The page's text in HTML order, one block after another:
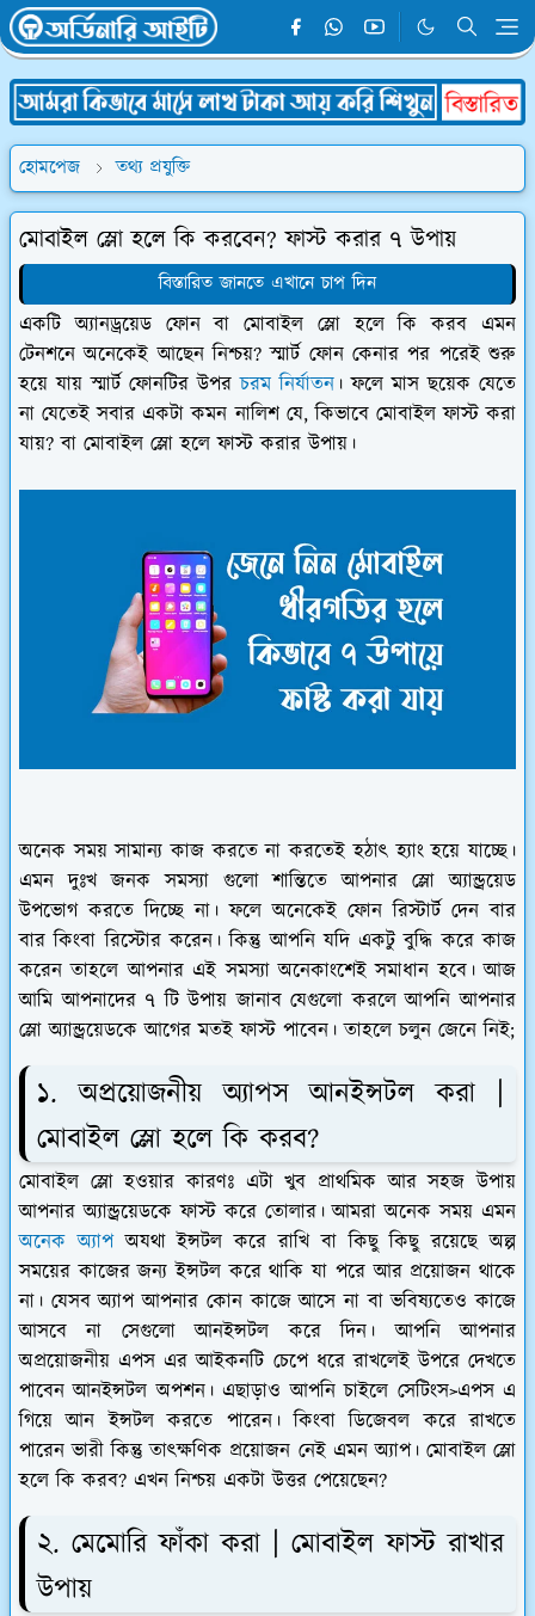
হোমপেজ তথ্য প্রযুক্তি
মোবাইল স্লো হলে কি করবেন? ফাস্ট করার ৭ উপায়
বিস্তারিত জানতে এখানে চাপ দিন
একটি অ্যানড্রয়েড ফোন বা মোবাইল স্লো হলে কি করব এমন
টেনশনে অনেকেই আছেন নিশ্চয়? স্মার্ট ফোন কেনার পর পরেই শুরু
হয়ে যায় স্মার্ট ফোনটির উপরচরম নির্যাতন । ফলে মাস ছয়েক যেতে
না যেতেই সবার একটা কমন নালিশ যে, কিভাবে মোবাইল ফাস্ট করা
যায়? বা মোবাইল স্লো হলে ফাস্ট করার উপায়।
অনেক সময় সামান্য কাজ করতে না করতেই হঠাৎ হ্যাং হয়ে যাচ্ছে।
এমন দুঃখ জনক সমস্যা গুলো শান্তিতে আপনার স্লো অ্যান্ড্রয়েড
উপভোগ করতে দিচ্ছে না। ফলে অনেকেই ফোন রিস্টার্ট দেন বার
বার কিংবা রিস্টোর করেন। কিন্তু আপনি যদি একটু বুদ্ধি করে কাজ
করেন তাহলে আপনার এই সমস্যা অনেকাংশেই সমাধান হবে। আজ
আমি আপনাদের ৭ টি উপায় জানাব যেগুলো করলে আপনি আপনার
স্লো অ্যান্ড্রয়েডকে আগের মতই ফাস্ট পাবেন। তাহলে চলুন জেনে নিই;
১. অপ্রয়োজনীয় অ্যাপস আনইন্সটল করা |
মোবাইল স্লো হলে কি করব?
মোবাইল স্লো হওয়ার কারণঃ এটা খুব প্রাথমিক আর সহজ উপায়
আপনার অ্যান্ড্রয়েডকে ফাস্ট করে তোলার। আমরা অনেক সময় এমন
অনেক অ্যাপঅযথা ইন্সটল করে রাখি বা কিছু কিছু রয়েছে অল্প
সময়ের কাজের জন্য ইন্সটল করে থাকি যা পরে আর প্রয়োজন থাকে
না। যেসব অ্যাপ আপনার কোন কাজে আসে না বা ভবিষ্যতেও কাজে
আসবে না সেগুলো আনইন্সটল করে দিন। আপনি আপনার
অপ্রয়োজনীয় এপস এর আইকনটি চেপে ধরে রাখলেই উপরে দেখতে
পাবেন আনইন্সটল অপশন। এছাড়াও আপনি চাইলে সেটিংস>এপস এ
গিয়ে আন ইন্সটল করতে পারেন। কিংবা ডিজেবল করে রাখতে
পারেন ভারী কিন্তু তাৎক্ষণিক প্রয়োজন নেই এমন অ্যাপ। মোবাইল স্লো
হলে কি করব? এখন নিশ্চয় একটা উত্তর পেয়েছেন?
২. মেমোরি ফাঁকা করা | মোবাইল ফাস্ট রাখার
উপায়